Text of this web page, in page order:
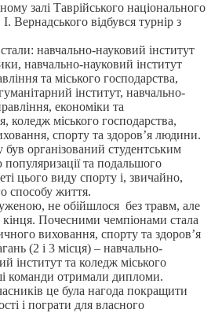
залі Таврійського національного
Вернадського відбувся турнір з
навчально-науковий інститут
навчально-науковий інститут
та міського господарства,
інститут, навчально-
економіки та
коледж міського господарства,
спорту та здоров’я людини.
був організований студентським
та подальшого
цього виду спорту і, звичайно,
способу життя.
не обійшлося без травм, але
кінця. Почесними чемпіонами стала
виховання, спорту та здоров’я
(2 і 3 місця) – навчально-
інститут та коледж міського
команди отримали дипломи.
це була нагода покращити
і пограти для власного